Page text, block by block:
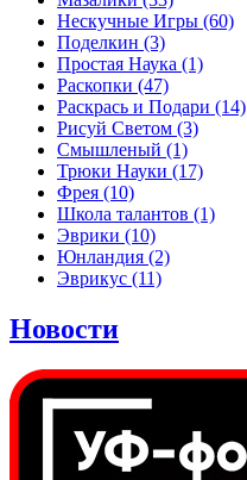
Нескучные Игры (60)
Поделкин (3)
Простая Наука (1)
Раскопки (47)
Раскрась и Подари (14)
Рисуй Светом (3)
Смышленый (1)
Трюки Науки (17)
Фрея (10)
Школа талантов (1)
Эврики (10)
Юнландия (2)
Эврикус (11)
Новости